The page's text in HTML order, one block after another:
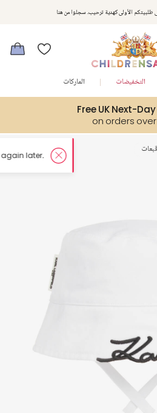
Free UK Next-
on orders
التخفيضات الماركات
قبعات